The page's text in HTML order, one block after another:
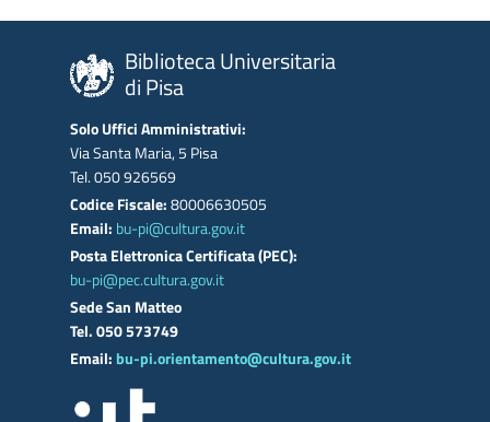
Biblioteca Universitaria
di Pisa
Solo Uffici Amministrativi:
Via Santa Maria, 5 Pisa
Tel. 050 926569
Codice Fiscale:80006630505
Email: bu-pi@cultura.gov.it
Posta Elettronica Certificata (PEC):
bu-pi@pec.cultura.gov.it
Sede San Matteo
Tel. 050 573749
Email: bu-pi.orientamento@cultura.gov.it